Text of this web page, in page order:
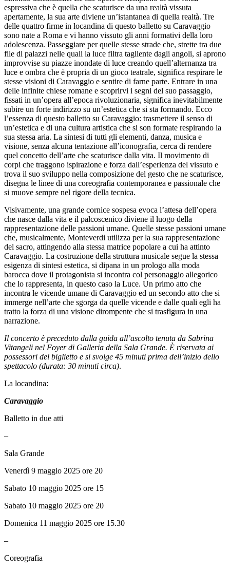
espressiva che è quella che scaturisce da una realtà vissuta
apertamente, la sua arte diviene un’istantanea di quella realtà. Tre
delle quattro firme in locandina di questo balletto su Caravaggio
sono nate a Roma e vi hanno vissuto gli anni formativi della loro
adolescenza. Passeggiare per quelle stesse strade che, strette tra due
file di palazzi nelle quali la luce filtra tagliente dagli angoli, si aprono
improvvise su piazze inondate di luce creando quell’alternanza tra
luce e ombra che è propria di un gioco teatrale, significa respirare le
stesse visioni di Caravaggio e sentire di farne parte. Entrare in una
delle infinite chiese romane e scoprirvi i segni del suo passaggio,
fissati in un’opera all’epoca rivoluzionaria, significa inevitabilmente
subire un forte indirizzo su un’estetica che si sta formando. Ecco
l’essenza di questo balletto su Caravaggio: trasmettere il senso di
un’estetica e di una cultura artistica che si son formate respirando la
sua stessa aria. La sintesi di tutti gli elementi, danza, musica e
visione, senza alcuna tentazione all’iconografia, cerca di rendere
quel concetto dell’arte che scaturisce dalla vita. Il movimento di
corpi che traggono ispirazione e forza dall’esperienza del vissuto e
trova il suo sviluppo nella composizione del gesto che ne scaturisce,
disegna le linee di una coreografia contemporanea e passionale che
si muove sempre nel rigore della tecnica.
Visivamente, una grande cornice sospesa evoca l’attesa dell’opera
che nasce dalla vita e il palcoscenico diviene il luogo della
rappresentazione delle passioni umane. Quelle stesse passioni umane
che, musicalmente, Monteverdi utilizza per la sua rappresentazione
del sacro, attingendo alla stessa matrice popolare a cui ha attinto
Caravaggio. La costruzione della struttura musicale segue la stessa
esigenza di sintesi estetica, si dipana in un prologo alla moda
barocca dove il protagonista si incontra col personaggio allegorico
che lo rappresenta, in questo caso la Luce. Un primo atto che
incontra le vicende umane di Caravaggio ed un secondo atto che si
immerge nell’arte che sgorga da quelle vicende e dalle quali egli ha
tratto la forza di una visione dirompente che si trasfigura in una
narrazione.
Il concerto è preceduto dalla guida all’ascolto tenuta da Sabrina
Vitangeli nel Foyer di Galleria della Sala Grande. È riservata ai
possessori del biglietto e si svolge 45 minuti prima dell’inizio dello
spettacolo (durata: 30 minuti circa).
La locandina:
Caravaggio
Balletto in due atti
–
Sala Grande
Venerdì 9 maggio 2025 ore 20
Sabato 10 maggio 2025 ore 15
Sabato 10 maggio 2025 ore 20
Domenica 11 maggio 2025 ore 15.30
–
Coreografia